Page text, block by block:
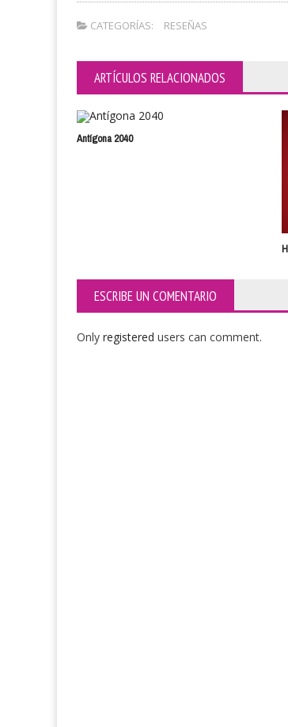
CATEGORÍAS: RESEÑAS
ARTÍCULOS RELACIONADOS
Antígona 2040
ESCRIBE UN COMENTARIO
Only registered users can comment.